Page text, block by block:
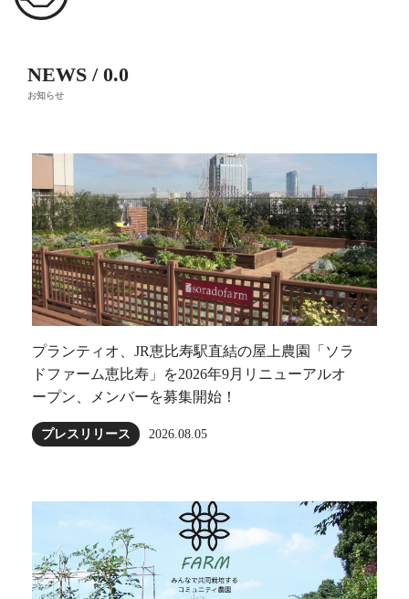
NEWS / 0.0
お知らせ
プランティオ、JR恵比寿駅直結の屋上農園「ソラ
ドファーム恵比寿」を2026年9月リニューアルオ
ープン、メンバーを募集開始！
プレスリリース 2026.08.05